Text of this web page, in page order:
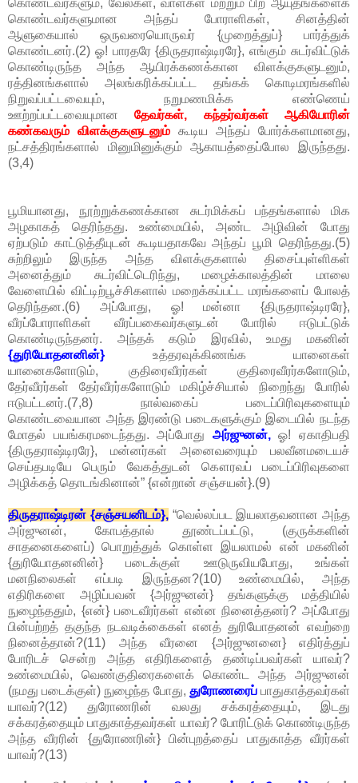
கொண்டவர்களும், வேல்கள், வாள்கள் மற்றும் பிற ஆயுதங்களைக்
கொண்டவர்களுமான அந்தப் போராளிகள், சினத்தின்
ஆளுகையால் ஒருவரையொருவர் {முறைத்துப்} பார்த்துக்
கொண்டனர்.(2) ஓ! பாரதரே {திருதராஷ்டிரரே}, எங்கும் சுடர்விட்டுக்
கொண்டிருந்த அந்த ஆயிரக்கணக்கான விளக்குகளுடனும்,
ரத்தினங்களால் அலங்கரிக்கப்பட்ட தங்கக் கொடிமரங்களில்
நிறுவப்பட்டவையும், நறுமணமிக்க எண்ணெய்
ஊற்றப்பட்டவையுமானதேவர்கள், கந்தர்வர்கள் ஆகியோரின்
கண்கவரும் விளக்குகளுடனும் கூடிய அந்தப் போர்க்களமானது,
நட்சத்திரங்களால் மினுமினுக்கும் ஆகாயத்தைப்போல இருந்தது.
(3,4)
பூமியானது, நூற்றுக்கணக்கான சுடர்மிக்கப் பந்தங்களால் மிக
அழகாகத் தெரிந்தது. உண்மையில், அண்ட அழிவின் போது
ஏற்படும் காட்டுத்தீயுடன் கூடியதாகவே அந்தப் பூமி தெரிந்தது.(5)
சுற்றிலும் இருந்த அந்த விளக்குகளால் திசைப்புள்ளிகள்
அனைத்தும் சுடர்விட்டெரிந்து, மழைக்காலத்தின் மாலை
வேளையில் விட்டிற்பூச்சிகளால் மறைக்கப்பட்ட மரங்களைப் போலத்
தெரிந்தன.(6) அப்போது, ஓ! மன்னா {திருதராஷ்டிரரே},
வீரப்போராளிகள் வீரப்பகைவர்களுடன் போரில் ஈடுபட்டுக்
கொண்டிருந்தனர். அந்தக் கடும் இரவில், உமது மகனின்
{துரியோதனனின்} உத்தரவுக்கிணங்க யானைகள்
யானைகளோடும், குதிரைவீரர்கள் குதிரைவீரர்களோடும்,
தேர்வீரர்கள் தேர்வீரர்களோடும் மகிழ்ச்சியால் நிறைந்து போரில்
ஈடுபட்டனர்.(7,8) நால்வகைப் படைப்பிரிவுகளையும்
கொண்டவையான அந்த இரண்டு படைகளுக்கும் இடையில் நடந்த
மோதல் பயங்கரமடைந்தது. அப்போது அர்ஜுனன்,ஓ! ஏகாதிபதி
{திருதராஷ்டிரரே}, மன்னர்கள் அனைவரையும் பலவீனமடையச்
செய்தபடியே பெரும் வேகத்துடன் கௌரவப் படைப்பிரிவுகளை
அழிக்கத் தொடங்கினான்” {என்றான் சஞ்சயன்}.(9)
திருதராஷ்டிரன் {சஞ்சயனிடம்},“வெல்லப்பட இயலாதவனான அந்த
அர்ஜுனன், கோபத்தால் தூண்டப்பட்டு, (குருக்களின்
சாதனைகளைப்) பொறுத்துக் கொள்ள இயலாமல் என் மகனின்
{துரியோதனனின்} படைக்குள் ஊடுருவியபோது, உங்கள்
மனநிலைகள் எப்படி இருந்தன?(10) உண்மையில், அந்த
எதிரிகளை அழிப்பவன் {அர்ஜுனன்} தங்களுக்கு மத்தியில்
நுழைந்ததும், {என்} படைவீரர்கள் என்ன நினைத்தனர்? அப்போது
பின்பற்றத் தகுந்த நடவடிக்கைகள் எனத் துரியோதனன் எவற்றை
நினைத்தான்?(11) அந்த வீரனை {அர்ஜுனனை} எதிர்த்துப்
போரிடச் சென்ற அந்த எதிரிகளைத் தண்டிப்பவர்கள் யாவர்?
உண்மையில், வெண்குதிரைகளைக் கொண்ட அந்த அர்ஜுனன்
(நமது படைக்குள்) நுழைந்த போது, துரோணரைப்பாதுகாத்தவர்கள்
யாவர்?(12) துரோணரின் வலது சக்கரத்தையும், இடது
சக்கரத்தையும் பாதுகாத்தவர்கள் யாவர்? போரிட்டுக் கொண்டிருந்த
அந்த வீரரின் {துரோணரின்} பின்புறத்தைப் பாதுகாத்த வீரர்கள்
யாவர்?(13)